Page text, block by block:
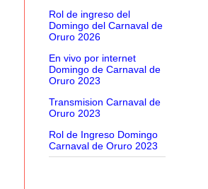
Rol de ingreso del
Domingo del Carnaval de
Oruro 2026
En vivo por internet
Domingo de Carnaval de
Oruro 2023
Transmision Carnaval de
Oruro 2023
Rol de Ingreso Domingo
Carnaval de Oruro 2023